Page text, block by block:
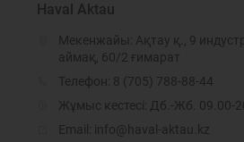
Haval Aktau
Мекенжайы: Ақтау қ., 9
аймақ, 60/2 ғимарат
Телефон: 8 (705) 788-88-44
Жұмыс кестесі: Дб.-Жб. 09.00-
Email: info@haval-aktau.kz